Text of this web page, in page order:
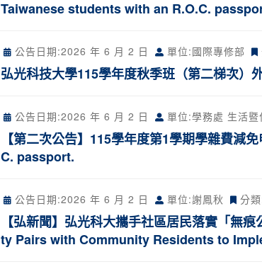
Taiwanese students with an R.O.C.
公告日期:2026 年 6 月 2 日 單位:國際專修部
弘光科技大學115學年度秋季班（第二梯次）
公告日期:2026 年 6 月 2 日 單位:學務處 生活
【第二次公告】115學年度第1學期學雜費
C. passport.
公告日期:2026 年 6 月 2 日 單位:謝鳳秋 分
【弘新聞】弘光科大攜手社區居民落實「
ty Pairs with Community Residents to